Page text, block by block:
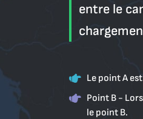
entre le
Le point A
Point B -
le point B.